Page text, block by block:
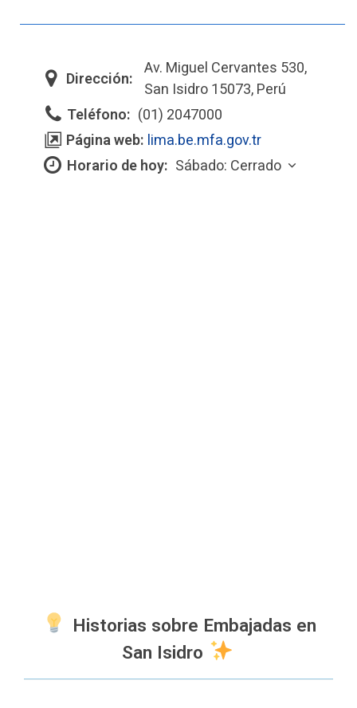
Dirección:
Av. Miguel Cervantes 530,
San Isidro 15073, Perú
Teléfono: (01) 2047000
Página web: lima.be.mfa.gov.tr
Horario de hoy: Sábado: Cerrado
Historias sobre Embajadas en
San Isidro